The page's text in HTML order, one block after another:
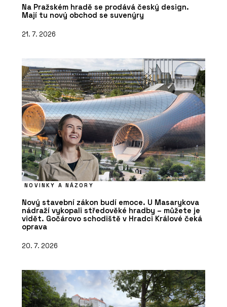
Na Pražském hradě se prodává český design.
Mají tu nový obchod se suvenýry
21. 7. 2026
NOVINKY A NÁZORY
Nový stavební zákon budí emoce. U Masarykova
nádraží vykopali středověké hradby – můžete je
vidět. Gočárovo schodiště v Hradci Králové čeká
oprava
20. 7. 2026